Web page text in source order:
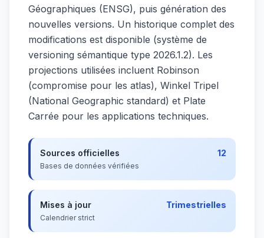
Géographiques (ENSG), puis génération des
nouvelles versions. Un historique complet des
modifications est disponible (système de
versioning sémantique type 2026.1.2). Les
projections utilisées incluent Robinson
(compromise pour les atlas), Winkel Tripel
(National Geographic standard) et Plate
Carrée pour les applications techniques.
Sources officielles 12
Bases de données vérifiées
Mises à jour Trimestrielles
Calendrier strict